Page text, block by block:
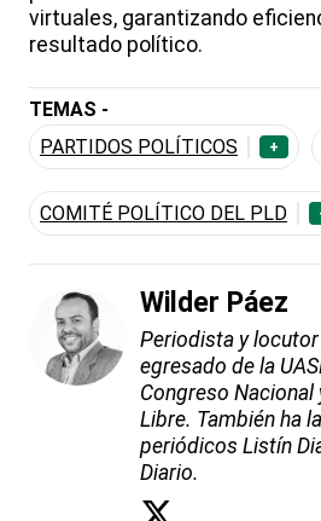
virtuales, garantizando
resultado político.
TEMAS -
PARTIDOS POLÍTICOS
+
COMITÉ POLÍTICO DEL PLD
Wilder Páez
Periodista y
egresado de la
Congreso
Libre. También ha
periódicos Listín
Diario.